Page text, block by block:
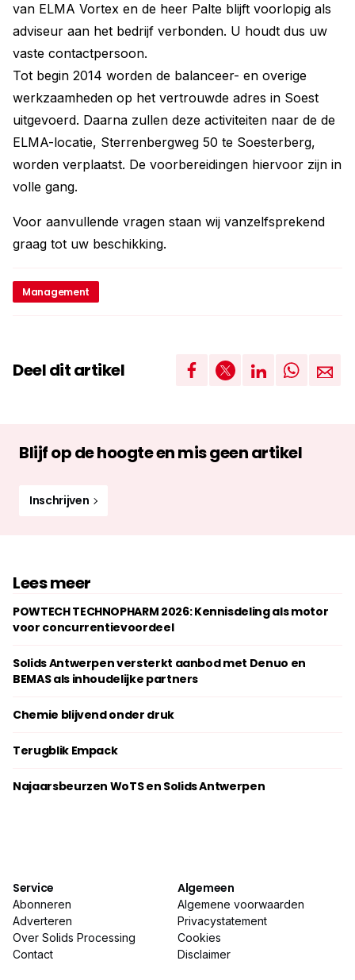
van ELMA Vortex en de heer Palte blijft voorlopig als
adviseur aan het bedrijf verbonden. U houdt dus uw
vaste contactpersoon.
Tot begin 2014 worden de balanceer- en overige
werkzaamheden op het vertrouwde adres in Soest
uitgevoerd. Daarna zullen deze activiteiten naar de de
ELMA-locatie, Sterrenbergweg 50 te Soesterberg,
worden verplaatst. De voorbereidingen hiervoor zijn in
volle gang.
Voor aanvullende vragen staan wij vanzelfsprekend
graag tot uw beschikking.
Management
Deel dit artikel
Blijf op de hoogte en mis geen artikel
Inschrijven
Lees meer
POWTECH TECHNOPHARM 2026: Kennisdeling als motor
voor concurrentievoordeel
Solids Antwerpen versterkt aanbod met Denuo en
BEMAS als inhoudelijke partners
Chemie blijvend onder druk
Terugblik Empack
Najaarsbeurzen WoTS en Solids Antwerpen
Service
Abonneren
Adverteren
Over Solids Processing
Contact
Algemeen
Algemene voorwaarden
Privacystatement
Cookies
Disclaimer